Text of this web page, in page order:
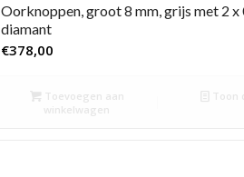
Oorknoppen, groot 8 mm, grijs met 2 x
diamant
€378,00
Toevoegen aan
winkelwagen
Toon